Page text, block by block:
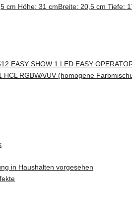
cm Höhe: 31 cmBreite: 20,5 cm Tiefe:
EASY SHOW 1 LED EASY
RGBWA/UV (homogene
in Haushalten vorgesehen